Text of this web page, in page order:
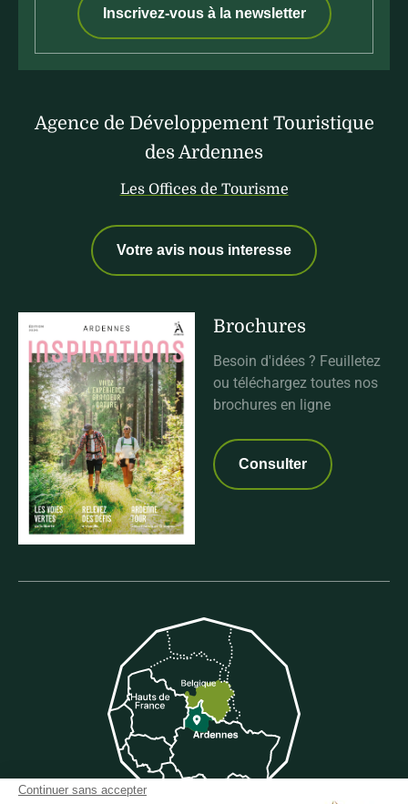
Inscrivez-vous à la newsletter
Agence de Développement Touristique
des Ardennes
Les Offices de Tourisme
Votre avis nous interesse
Brochures
Besoin d'idées ? Feuilletez
ou téléchargez toutes nos
brochures en ligne
Consulter
Continuer sans accepter